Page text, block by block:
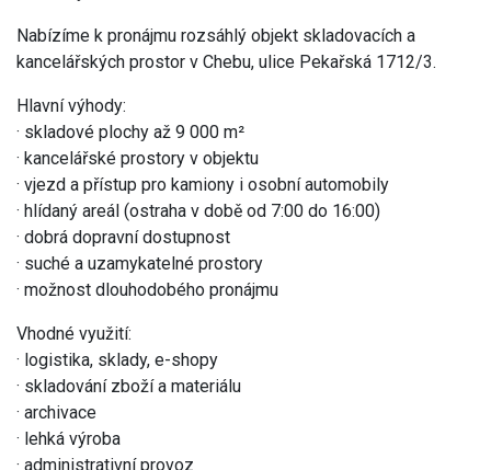
Nabízíme k pronájmu rozsáhlý objekt skladovacích a
kancelářských prostor v Chebu, ulice Pekařská 1712/3.
Hlavní výhody:
· skladové plochy až 9 000 m²
· kancelářské prostory v objektu
· vjezd a přístup pro kamiony i osobní automobily
· hlídaný areál (ostraha v době od 7:00 do 16:00)
· dobrá dopravní dostupnost
· suché a uzamykatelné prostory
· možnost dlouhodobého pronájmu
Vhodné využití:
· logistika, sklady, e-shopy
· skladování zboží a materiálu
· archivace
· lehká výroba
· administrativní provoz